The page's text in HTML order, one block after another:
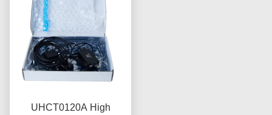
UHCT0120A High